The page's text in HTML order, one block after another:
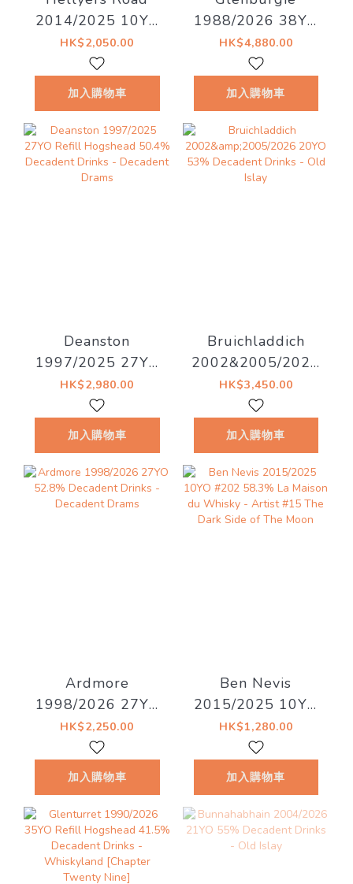
2014/2025 10YO
Oloroso Sherry
#14129.09 58.1%
La Maison du
HK$2,050.00
加入購物車
1988/2026 38YO
Refill Hogshead
46.7% Decadent
Drinks -
[Chapter Thirty
Two]
HK$4,880.00
加入購物車
Deanston
1997/2025 27YO
Refill Hogshead
50.4% Decadent
Drinks - Decadent
HK$2,980.00
加入購物車
Bruichladdich
2002&2005/2026
20YO 53%
Decadent Drinks -
Old Islay
HK$3,450.00
加入購物車
Ardmore
1998/2026 27YO
52.8% Decadent
Drinks - Decadent
Drams
HK$2,250.00
加入購物車
Ben Nevis
2015/2025 10YO
#202 58.3% La
Maison du Whisky
- Artist #15 The
Moon
HK$1,280.00
加入購物車